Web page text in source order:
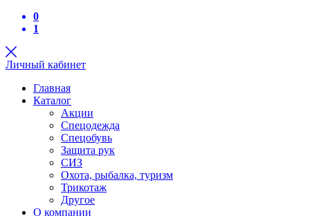
0
1
Личный кабинет
Главная
Каталог
Акции
Спецодежда
Спецобувь
Защита рук
СИЗ
Охота, рыбалка, туризм
Трикотаж
Другое
О компании